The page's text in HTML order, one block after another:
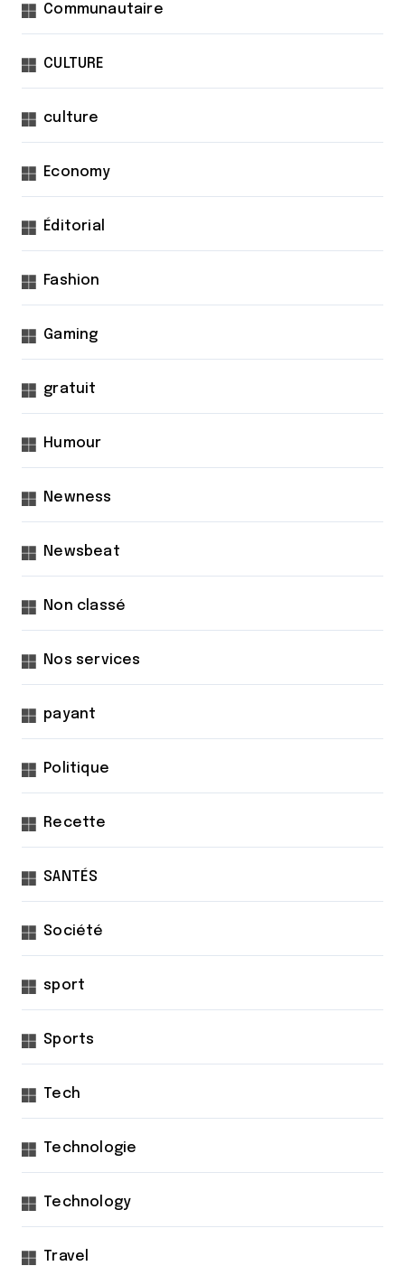
Communautaire
CULTURE
culture
Economy
Éditorial
Fashion
Gaming
gratuit
Humour
Newness
Newsbeat
Non classé
Nos services
payant
Politique
Recette
SANTÉS
Société
sport
Sports
Tech
Technologie
Technology
Travel